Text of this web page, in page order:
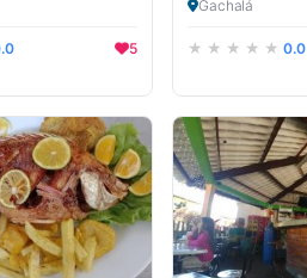
5
Gachalá
0.0